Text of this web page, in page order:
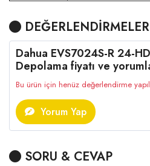
DEĞERLENDİRMELER
Dahua EVS7024S-R 24-
Depolama fiyatı ve
Bu ürün için henüz değerlendirme
Yorum Yap
SORU & CEVAP